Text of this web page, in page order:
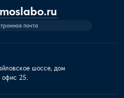
почта
шоссе, дом
офис 25.